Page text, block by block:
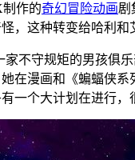
作的奇幻冒险动画剧
，这种转变给哈利和
家不守规矩的男孩俱
在漫画和《蝙蝠侠
一个大计划在进行，